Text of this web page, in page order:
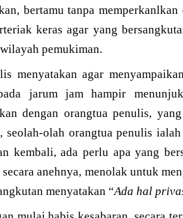
bertamu tanpa
keras agar yang
pemukiman.
menyatakan agar
jarum jam hampir
dengan orangtua penulis,
seolah-olah orangtua penulis
kembali, ada perlu apa yang
secara anehnya, menolak untuk
menyatakan “Ada hal